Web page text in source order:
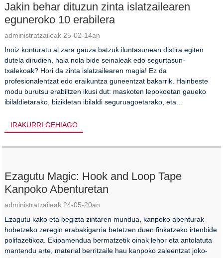
Jakin behar dituzun zinta islatzailearen
eguneroko 10 erabilera
administratzaileak 25-02-14an
Inoiz konturatu al zara gauza batzuk iluntasunean distira egiten
dutela dirudien, hala nola bide seinaleak edo segurtasun-
txalekoak? Hori da zinta islatzailearen magia! Ez da
profesionalentzat edo eraikuntza guneentzat bakarrik. Hainbeste
modu burutsu erabiltzen ikusi dut: maskoten lepokoetan gaueko
ibilaldietarako, bizikletan ibilaldi seguruagoetarako, eta...
IRAKURRI GEHIAGO
Ezagutu Magic: Hook and Loop Tape
Kanpoko Abenturetan
administratzaileak 24-05-20an
Ezagutu kako eta begizta zintaren mundua, kanpoko abenturak
hobetzeko zeregin erabakigarria betetzen duen finkatzeko irtenbide
polifazetikoa. Ekipamendua bermatzetik oinak lehor eta antolatuta
mantendu arte, material berritzaile hau kanpoko zaleentzat joko-